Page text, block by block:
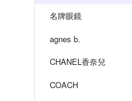
名牌眼鏡
agnes b.
CHANEL香奈兒
COACH